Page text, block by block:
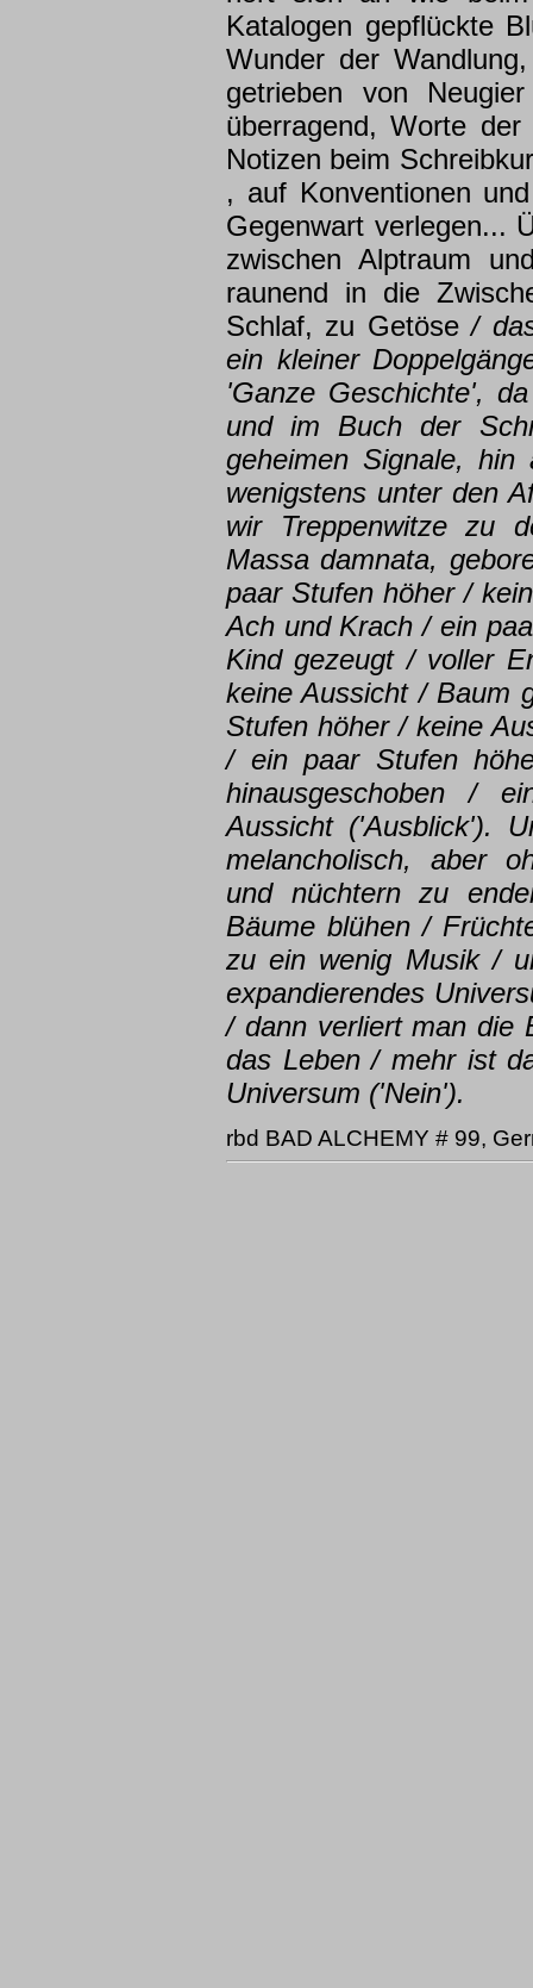
Katalogen gepflückte
Wunder der
getrieben von
überragend, Worte
Notizen beim
, auf Kon­ventionen
Gegenwart verlegen...
zwischen Alptraum
raunend in die
Schlaf, zu Getöse/
ein kleiner
'Ganze Geschichte',
und im Buch der
geheimen Signale,
wenigstens unter den
wir Treppenwitze zu
Massa damnata,
paar Stufen höher /
Ach und Krach / ein
Kind gezeugt / voller
keine Aussicht / Baum
Stufen höher / keine
/ ein paar Stufen
hinausgeschoben /
Aussicht ('Ausblick').
melancholisch, aber
und nüchtern zu
Bäume blühen /
zu ein wenig Musik /
expandierendes
/ dann verliert man die
das Leben / mehr ist
Universum ('Nein').
rbd BAD ALCHEMY # 99,